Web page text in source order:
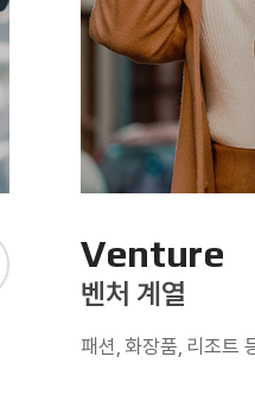
Venture
벤처 계열
패션, 화장품, 리조트